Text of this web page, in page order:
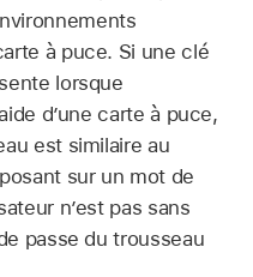
à puce. Si une clé
lorsque
d’une carte à puce,
est similaire au
sur un mot de
n’est pas sans
passe du trousseau